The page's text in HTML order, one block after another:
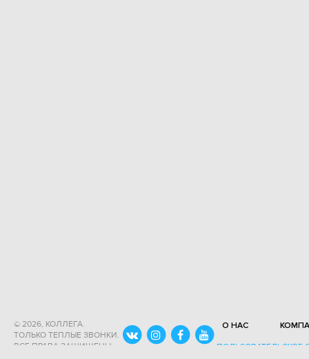
© 2026, КОЛЛЕГА.
ТОЛЬКО ТЕПЛЫЕ ЗВОНКИ.
ВСЕ ПРАВА ЗАЩИЩЕНЫ
О НАС
ПОЛЬЗОВАТЕЛЬСКОЕ